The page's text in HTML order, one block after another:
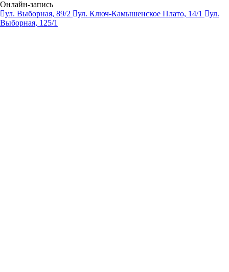
Онлайн-запись
ул. Выборная, 89/2
ул. Ключ-Камышенское Плато, 14/1
ул.
Выборная, 125/1